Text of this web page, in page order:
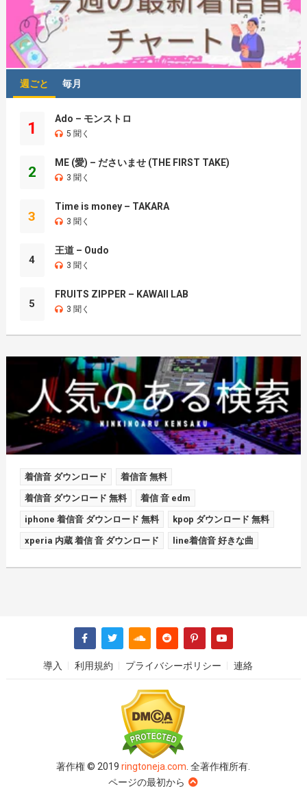
週ごと 毎月
1
Ado – モンストロ
5 聞く
2
ME (愛) – ださいませ (THE FIRST TAKE)
3 聞く
3
Time is money – TAKARA
3 聞く
4
王道 – Oudo
3 聞く
5
FRUITS ZIPPER – KAWAII LAB
3 聞く
着信音 ダウンロード 着信音 無料
着信音 ダウンロード 無料 着信 音 edm
iphone 着信音 ダウンロード 無料 kpop ダウンロード 無料
xperia 内蔵 着信 音 ダウンロード line着信音 好きな曲
導入 利用規約 プライバシーポリシー 連絡
著作権 © 2019ringtoneja.com . 全著作権所有.
ページの最初から